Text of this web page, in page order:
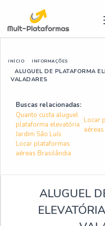
INÍCIO INFORMAÇÕES
ALUGUEL DE PLATAFORMA
VALADARES
Buscas relacionadas:
Quanto custa aluguel
plataforma elevatória
Jardim São Luís
Locar
Locar plataformas
aéreas Brasilândia
ALUGUEL